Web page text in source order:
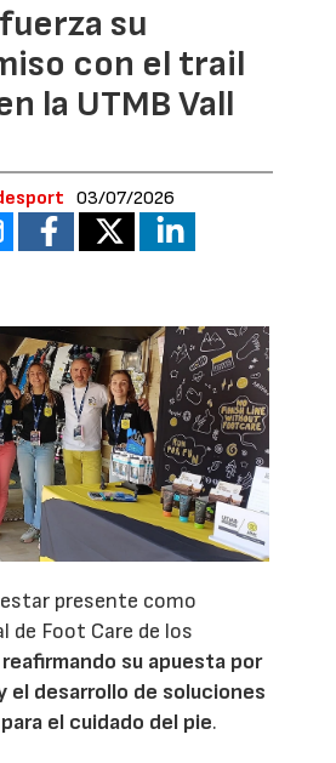
su
con el trail
la UTMB Vall
03/07/2026
presente como
de Foot Care de los
reafirmando su apuesta por
el desarrollo de soluciones
el cuidado del pie.